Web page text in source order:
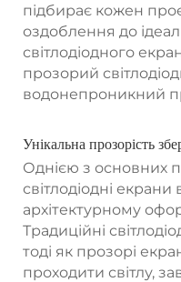
підбирає кожен
оздоблення до
світлодіодного
прозорий
водонепроникний
Унікальна прозорість
Однією з основних
світлодіодні
архітектурному
Традиційні
тоді як прозорі
проходити світлу,